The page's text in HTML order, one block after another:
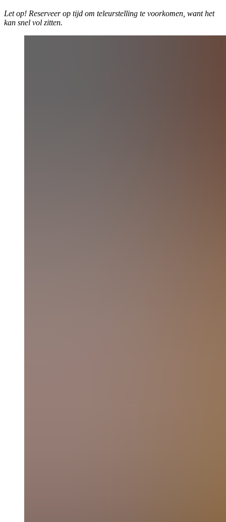
Let op! Reserveer op tijd om teleurstelling te voorkomen, want het
kan snel vol zitten.